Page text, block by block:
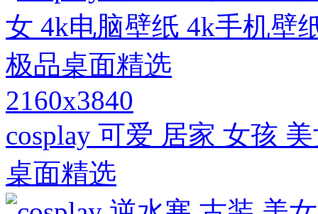
2160x3840
cosplay 可爱 居家 女孩
桌面精选